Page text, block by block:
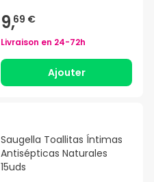
9,69 €
Livraison en 24-72h
Ajouter
Saugella Toallitas Íntimas
Antisépticas Naturales
15uds